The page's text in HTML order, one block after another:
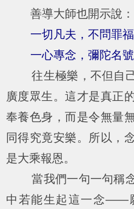
善導大師也開示說：
一切凡夫，不問罪
一心專念，彌陀名
往生極樂，不但自己
廣度眾生。這才是真正
奉養色身，而是令無量
同得究竟安樂。所以，
是大乘報恩。
當我們一句一句稱念
中若能生起這一念——